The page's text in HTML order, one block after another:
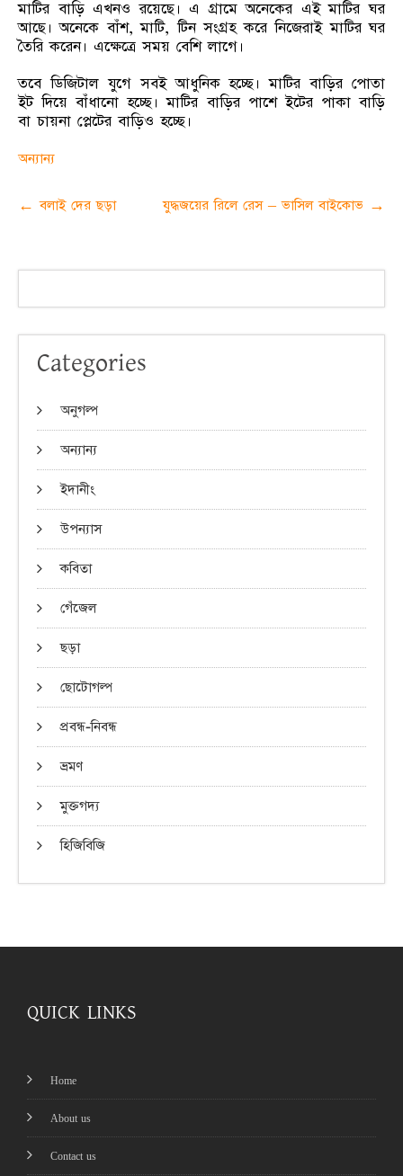
মাটির বাড়ি এখনও রয়েছে। এ গ্রামে অনেকের এই মাটির ঘর
আছে। অনেকে বাঁশ, মাটি, টিন সংগ্রহ করে নিজেরাই মাটির ঘর
তৈরি করেন। এক্ষেত্রে সময় বেশি লাগে।
তবে ডিজিটাল যুগে সবই আধুনিক হচ্ছে। মাটির বাড়ির পোতা
ইট দিয়ে বাঁধানো হচ্ছে। মাটির বাড়ির পাশে ইটের পাকা বাড়ি
বা চায়না প্লেটের বাড়িও হচ্ছে।
অন্যান্য
Post
← বলাই দের ছড়া যুদ্ধজয়ের রিলে রেস – ভাসিল বাইকোভ →
Categories
অনুগল্প
অন্যান্য
ইদানীং
উপন্যাস
কবিতা
গেঁজেল
ছড়া
ছোটোগল্প
প্রবন্ধ-নিবন্ধ
ভ্রমণ
মুক্তগদ্য
হিজিবিজি
QUICK LINKS
Home
About us
Contact us